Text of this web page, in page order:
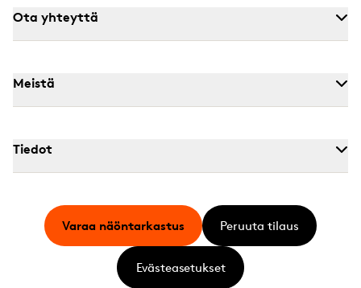
Ota yhteyttä
Meistä
Tiedot
Varaa näöntarkastus Peruuta tilaus
Evästeasetukset